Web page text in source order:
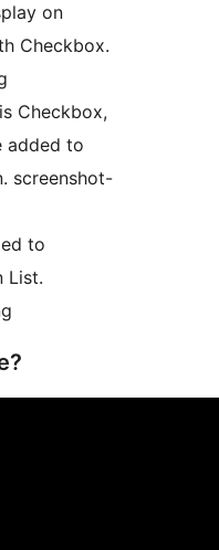
on
Checkbox.
Checkbox,
added to
screenshot-
to
List.